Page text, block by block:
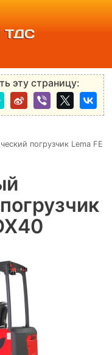
ТДС
эту страницу:
погрузчик Lema FE